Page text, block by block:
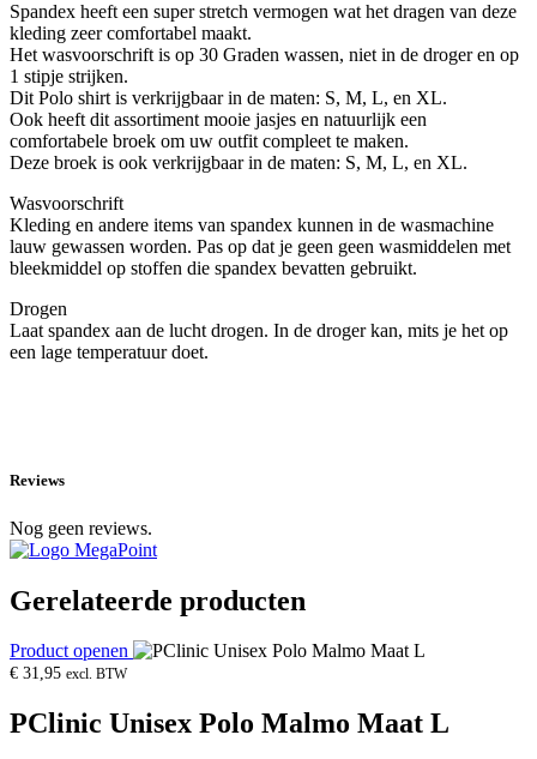
Spandex heeft een super stretch vermogen wat het dragen van deze
kleding zeer comfortabel maakt.
Het wasvoorschrift is op 30 Graden wassen, niet in de droger en op
1 stipje strijken.
Dit Polo shirt is verkrijgbaar in de maten: S, M, L, en XL.
Ook heeft dit assortiment mooie jasjes en natuurlijk een
comfortabele broek om uw outfit compleet te maken.
Deze broek is ook verkrijgbaar in de maten: S, M, L, en XL.
Wasvoorschrift
Kleding en andere items van spandex kunnen in de wasmachine
lauw gewassen worden. Pas op dat je geen geen wasmiddelen met
bleekmiddel op stoffen die spandex bevatten gebruikt.
Drogen
Laat spandex aan de lucht drogen. In de droger kan, mits je het op
een lage temperatuur doet.
Reviews
Nog geen reviews.
Gerelateerde producten
Product openen
€ 31,95 excl. BTW
PClinic Unisex Polo Malmo Maat L